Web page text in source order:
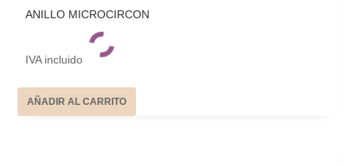
ANILLO MICROCIRCON
IVA incluido
AÑADIR AL CARRITO